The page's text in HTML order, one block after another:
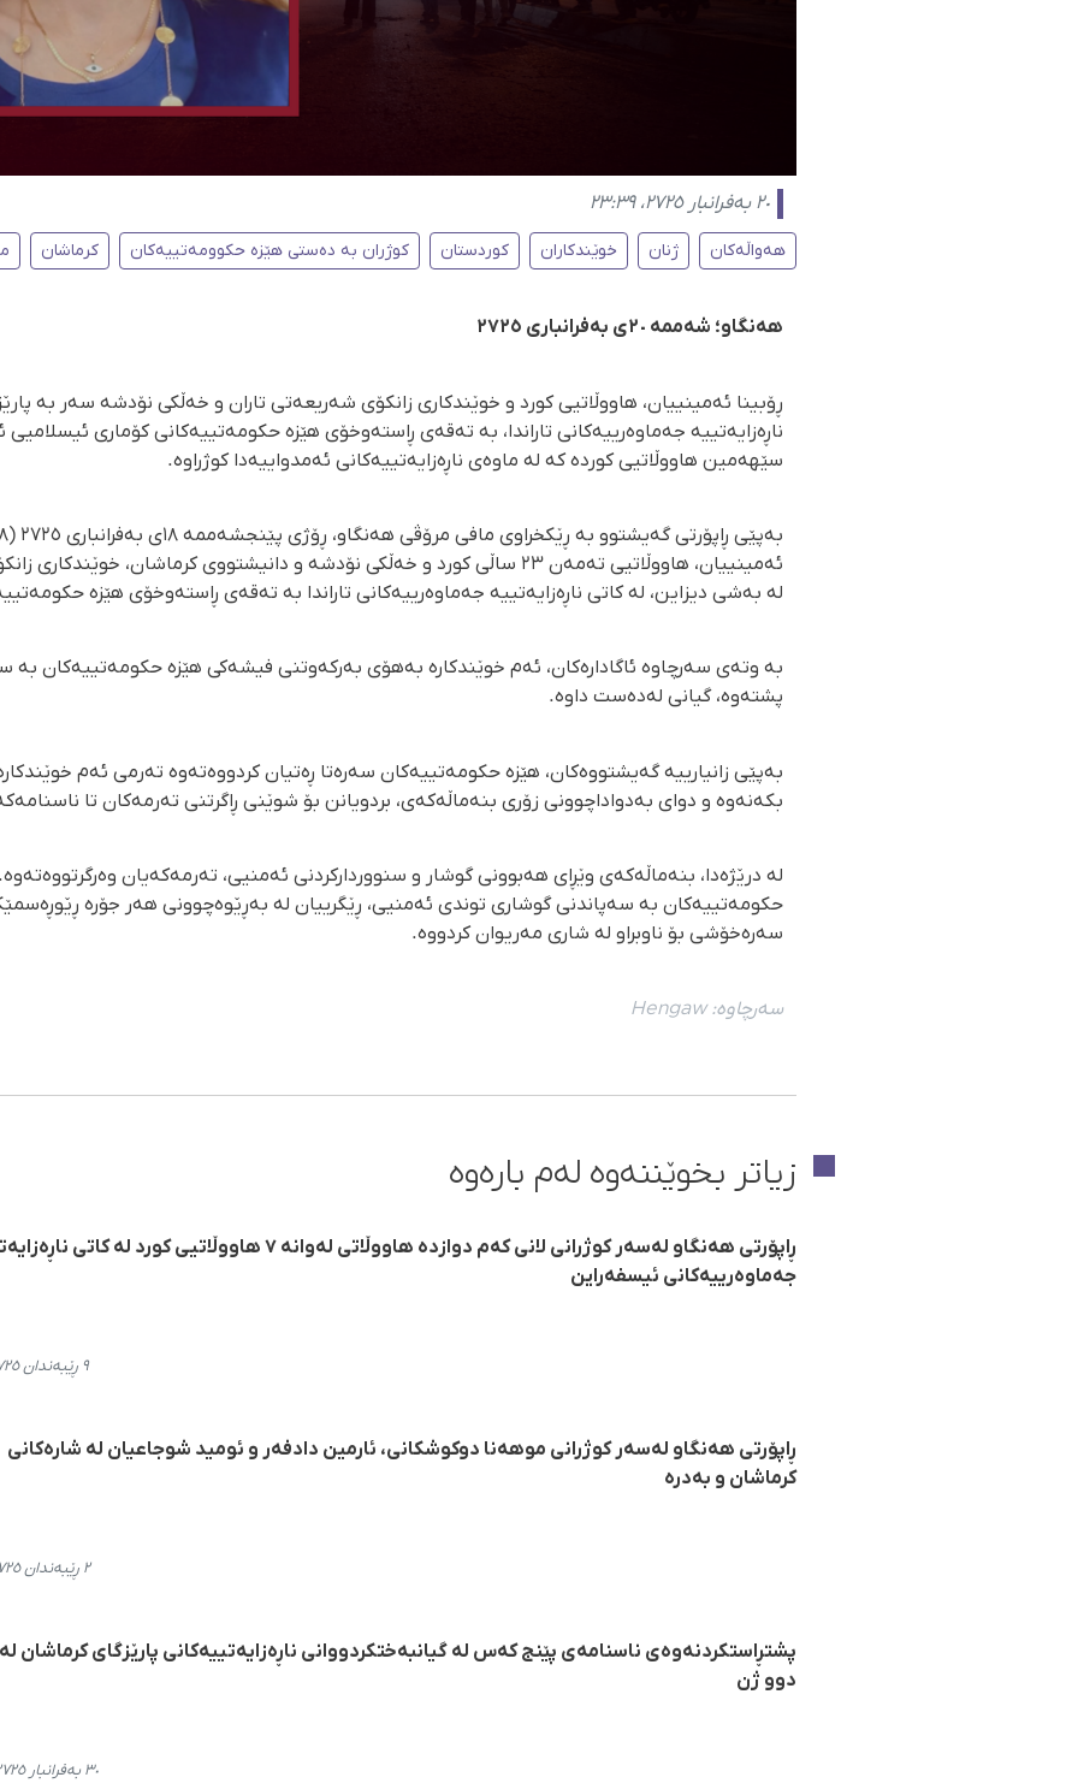
٢٠ بەفرانبار ٢٧٢٥، ٢٣:٣٩
هەواڵەکان ژنان خوێندکاران کوردستان کوژران بە دەستی هێزە حکوومەتییەکان کرماشان
هەنگاو؛ شەممە ٢٠ی بەفرانباری ٢٧٢٥
ڕۆبینا ئەمینییان، هاووڵاتیی کورد و خوێندکاری زانکۆی شەریعەتی تاران و خەڵکی نۆدشە سەر بە
ناڕەزایەتییە جەماوەرییەکانی تاراندا، بە تەقەی ڕاستەوخۆی هێزە حکومەتییەکانی کۆماری ئیسلامیی
سێهەمین هاووڵاتیی کوردە کە لە ماوەی ناڕەزایەتییەکانی ئەمدواییەدا کوژراوە.
ئەمینییان، هاووڵاتیی تەمەن ٢٣ ساڵی کورد و خەڵکی نۆدشە و دانیشتووی کرماشان،
لە بەشی دیزاین، لە کاتی ناڕەزایەتییە جەماوەرییەکانی تاراندا بە تەقەی ڕاستەوخۆی هێزە
بە وتەی سەرچاوە ئاگادارەکان، ئەم خوێندکارە بەهۆی بەرکەوتنی فیشەکی هێزە حکومەتییەکان بە
پشتەوە، گیانی لەدەست داوە.
بەپێی زانیارییە گەیشتووەکان، هێزە حکومەتییەکان سەرەتا ڕەتیان کردووەتەوە تەرمی ئەم
بکەنەوە و دوای بەدواداچوونی زۆری بنەماڵەکەی، بردویانن بۆ شوێنی ڕاگرتنی تەرمەکان تا
لە درێژەدا، بنەماڵەکەی وێڕای هەبوونی گوشار و سنووردارکردنی ئەمنیی، تەرمەکەیان
حکومەتییەکان بە سەپاندنی گوشاری توندی ئەمنیی، ڕێگرییان لە بەڕێوەچوونی هەر جۆرە
سەرەخۆشی بۆ ناوبراو لە شاری مەریوان کردووە.
سەرچاوە:Hengaw
زیاتر بخوێننەوە لەم بارەوە
ڕاپۆرتی هەنگاو لەسەر کوژرانی لانی کەم دوازدە هاووڵاتی لەوانە ٧ هاووڵاتیی کورد لە کاتی
جەماوەرییەکانی ئیسفەراین
٩ ڕێبەندان ٢٧٢٥، ١٨:٢١
ڕاپۆرتی هەنگاو لەسەر کوژرانی موهەنا دوکوشکانی، ئارمین دادفەر و ئومید شوجاعیان لە شارەکانی
کرماشان و بەدرە
٢ ڕێبەندان ٢٧٢٥، ١٣:٤١
پشتڕاستکردنەوەی ناسنامەی پێنج کەس لە گیانبەختکردووانی ناڕەزایەتییەکانی پارێزگای کرماشان
دوو ژن
٣٠ بەفرانبار ٢٧٢٥، ٢٢:٥٩